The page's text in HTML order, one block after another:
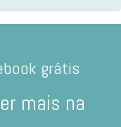
grátis
mais na